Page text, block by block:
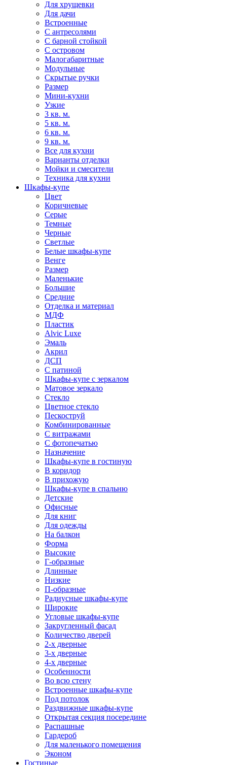
Для хрущевки
Для дачи
Встроенные
С антресолями
С барной стойкой
С островом
Малогабаритные
Модульные
Скрытые ручки
Размер
Мини-кухни
Узкие
3 кв. м.
5 кв. м.
6 кв. м.
9 кв. м.
Все для кухни
Варианты отделки
Мойки и смесители
Техника для кухни
Шкафы-купе
Цвет
Коричневые
Серые
Темные
Черные
Светлые
Белые шкафы-купе
Венге
Размер
Маленькие
Большие
Средние
Отделка и материал
МДФ
Пластик
Alvic Luxe
Эмаль
Акрил
ДСП
С патиной
Шкафы-купе с зеркалом
Матовое зеркало
Стекло
Цветное стекло
Пескоструй
Комбинированные
С витражами
С фотопечатью
Назначение
Шкафы-купе в гостиную
В коридор
В прихожую
Шкафы-купе в спальню
Детские
Офисные
Для книг
Для одежды
На балкон
Форма
Высокие
Г-образные
Длинные
Низкие
П-образные
Радиусные шкафы-купе
Широкие
Угловые шкафы-купе
Закругленный фасад
Количество дверей
2-х дверные
3-х дверные
4-х дверные
Особенности
Во всю стену
Встроенные шкафы-купе
Под потолок
Раздвижные шкафы-купе
Открытая секция посередине
Распашные
Гардероб
Для маленького помещения
Эконом
Гостиные